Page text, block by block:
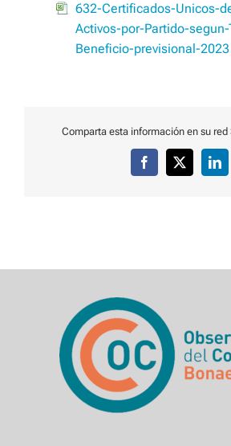
632-Certificados-Unicos-
Activos-por-Partido-
Beneficio-previsional-2023
Comparta esta información en su
Facebook
X